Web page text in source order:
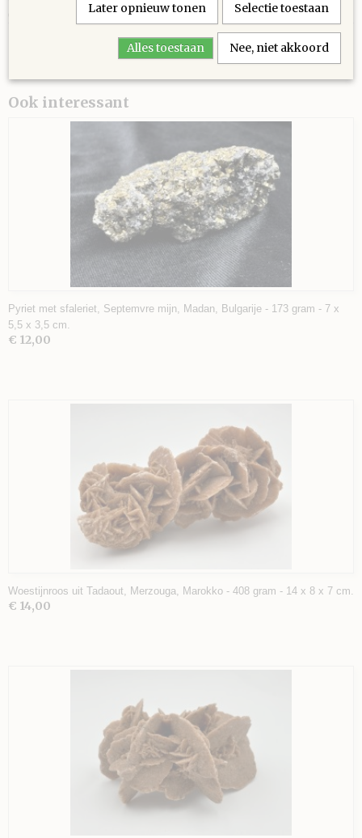
gram - 8 x 5 x 4,5 cm.
Ook interessant
Pyriet met sfaleriet, Septemvre mijn, Madan, Bulgarije - 173 gram - 7 x
5,5 x 3,5 cm.
€ 12,00
Woestijnroos uit Tadaout, Merzouga, Marokko - 408 gram - 14 x 8 x 7 cm.
€ 14,00
Later opnieuw tonen Selectie toestaan
Alles toestaan Nee, niet akkoord